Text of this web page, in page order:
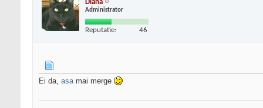
Diana
Administrator
Reputatie: 46
Ei da, asamai merge